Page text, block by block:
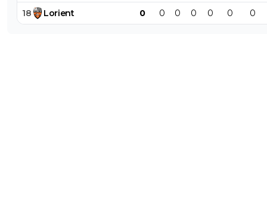
18 Lorient 0 0 0 0 0 0 0